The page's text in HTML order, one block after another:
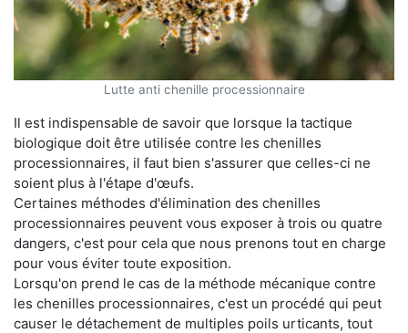
Lutte anti chenille processionnaire
Il est indispensable de savoir que lorsque la tactique
biologique doit être utilisée contre les chenilles
processionnaires, il faut bien s'assurer que celles-ci ne
soient plus à l'étape d'œufs.
Certaines méthodes d'élimination des chenilles
processionnaires peuvent vous exposer à trois ou quatre
dangers, c'est pour cela que nous prenons tout en charge
pour vous éviter toute exposition.
Lorsqu'on prend le cas de la méthode mécanique contre
les chenilles processionnaires, c'est un procédé qui peut
causer le détachement de multiples poils urticants, tout